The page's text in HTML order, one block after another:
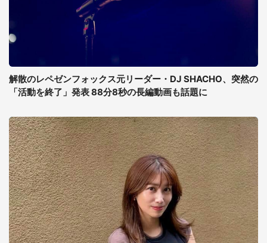
解散のレペゼンフォックス元リーダー・DJ SHACHO、突然の
「活動を終了」発表 88分8秒の長編動画も話題に